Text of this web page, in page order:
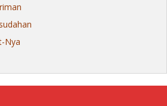
Nya